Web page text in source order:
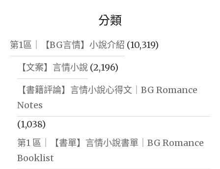
分類
第1區｜【BG言情】小說介紹 (10,319)
【文案】言情小說 (2,196)
【書籍評論】言情小說心得文｜BG Romance
Notes
(1,038)
第1 區｜【書單】言情小說書單｜BG Romance
Booklist